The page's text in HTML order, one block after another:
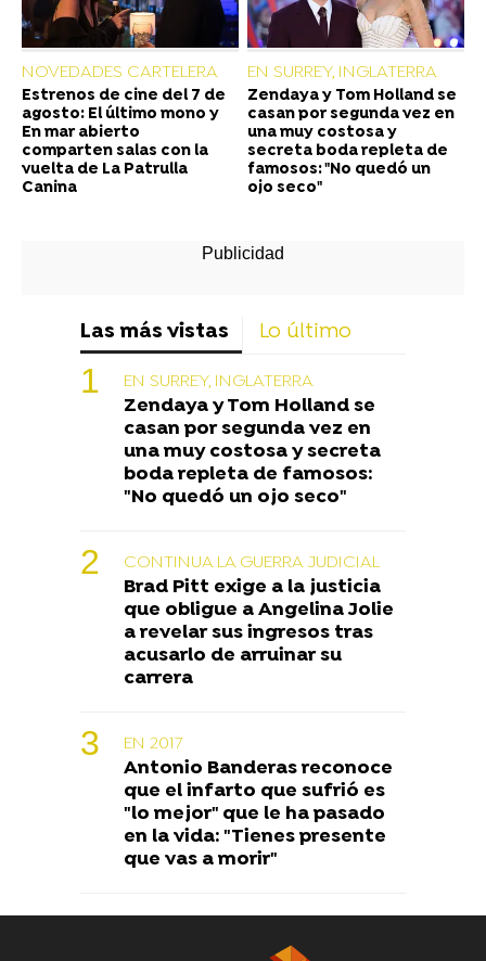
NOVEDADES CARTELERA
Estrenos de cine del 7 de
agosto: El último mono y
En mar abierto
comparten salas con la
vuelta de La Patrulla
Canina
EN SURREY, INGLATERRA
Zendaya y Tom Holland se
casan por segunda vez en
una muy costosa y
secreta boda repleta de
famosos: "No quedó un
ojo seco"
Las más vistas Lo último
EN SURREY, INGLATERRA
Zendaya y Tom Holland se
casan por segunda vez en
una muy costosa y secreta
boda repleta de famosos:
"No quedó un ojo seco"
CONTINUA LA GUERRA JUDICIAL
Brad Pitt exige a la justicia
que obligue a Angelina Jolie
a revelar sus ingresos tras
acusarlo de arruinar su
carrera
EN 2017
Antonio Banderas reconoce
que el infarto que sufrió es
"lo mejor" que le ha pasado
en la vida: "Tienes presente
que vas a morir"